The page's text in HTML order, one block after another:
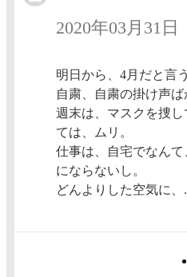
2020年03月31日
明日から、4月だと言
自粛、自粛の掛け声ば
週末は、マスクを捜し
ては、ムリ。
仕事は、自宅でなん
にならないし。
どんよりした空気に、